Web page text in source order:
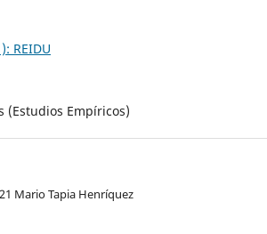
REIDU
(Estudios Empíricos)
Mario Tapia Henríquez